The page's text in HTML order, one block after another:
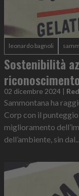
leonardo bagnoli
Sostenibilità
02 dicembre 2024 |
Sammontana ha
Corp con il
miglioramento
dell’ambiente, sin dal...